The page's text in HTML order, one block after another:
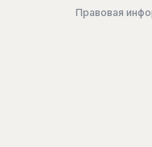
Правовая